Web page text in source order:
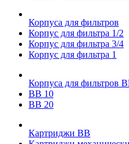
Корпуса для фильтров
Корпус для фильтра 1/2
Корпус для фильтра 3/4
Корпус для фильтра 1
Корпуса для фильтров
ВВ 10
ВВ 20
Картриджи ВВ